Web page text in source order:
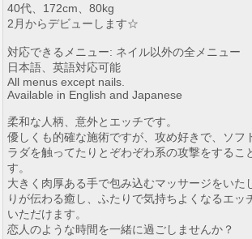
40代、172cm、80kg
2月からデビューします☆
対応できるメニュー: ネイル以外の全メニュー
日本語、英語対応可能
All menus except nails.
Available in English and Japanese
柔和な人柄、意外とエッチです。
優しくも的確な施術ですが、攻め好きで、ソフ
ラダを触ってたりとぞわぞわ系の攻撃をするこ
す。
大きく肉厚ある手で包み込むマッサージをいた
りが伝わる癒し、ふたりで気持ちよくなるエッ
いただけます。
恋人のような時間を一緒に過ごしませんか？